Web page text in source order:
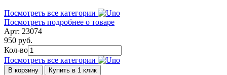
Посмотреть все категории
Посмотреть подробнее о товаре
Арт: 23074
950 руб.
Кол-во
Посмотреть все категории
В корзину Купить в 1 клик